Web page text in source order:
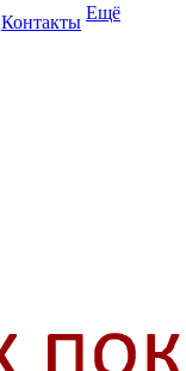
Контакты Ещё